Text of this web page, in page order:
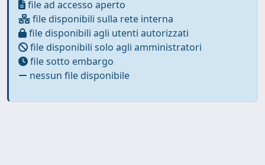
file ad accesso aperto
file disponibili sulla rete interna
file disponibili agli utenti autorizzati
file disponibili solo agli amministratori
file sotto embargo
nessun file disponibile